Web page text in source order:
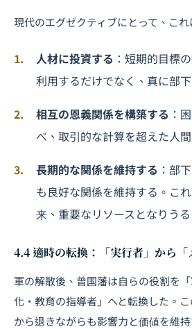
現代のエグゼクティブにとって、これ
人材に投資する ：短期的目標
利用するだけでなく、真に部
相互の恩義関係を構築する ：
べ、取引的な計算を超えた人
長期的な関係を維持する ：部
も良好な関係を維持する。こ
来、重要なリソースとなりうる
4.4 適時の転換：「実行者」から「
軍の解散後、曾国藩は自らの役割を
化・教育の指導者」へと転換した。
から退きながらも影響力と価値を維